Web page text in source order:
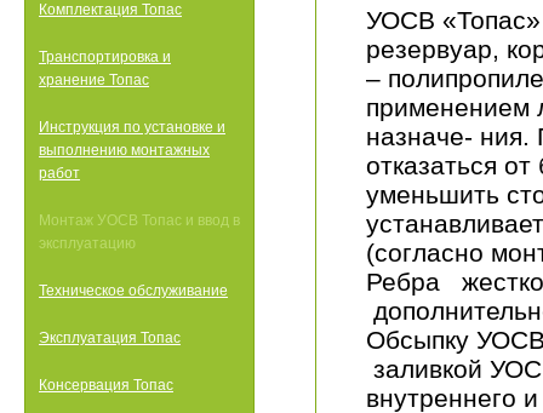
Комплектация Топас
Транспортировка и
хранение Топас
Инструкция по установке и
выполнению монтажных
работ
Монтаж УОСВ Топас и ввод в
эксплуатацию
Техническое обслуживание
Эксплуатация Топас
Консервация Топас
УОСВ «Топас»
резервуар,
–
применением
назначе- ния.
отказаться
уменьшить
(согласно
Ребра
Обсыпку
заливкой
внутреннего